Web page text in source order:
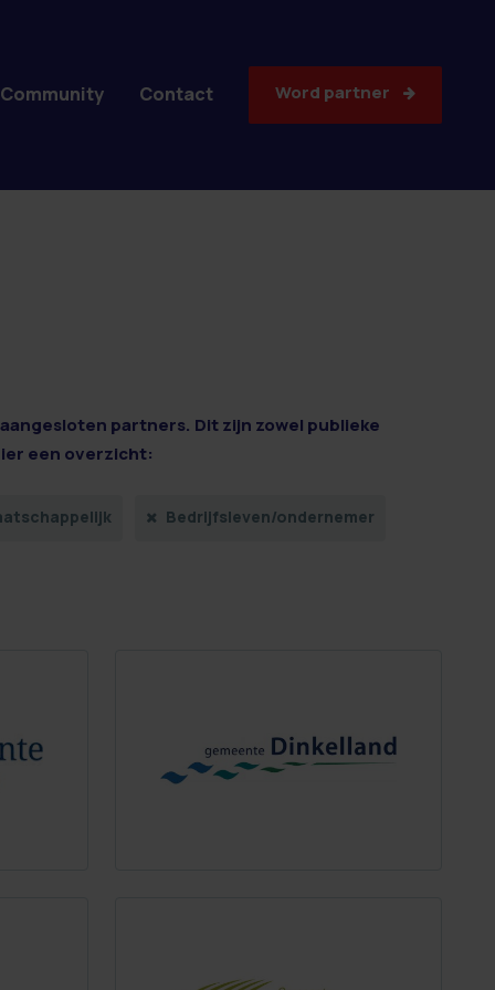
partners. Dit zijn zowel publieke
een overzicht:
Bedrijfsleven/ondernemer
Community Contact Word partner